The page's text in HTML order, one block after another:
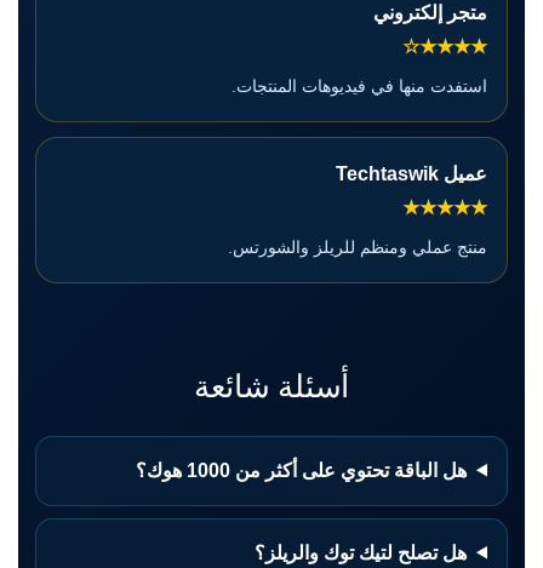
متجر إلكتروني
★★★★☆
استفدت منها في فيديوهات المنتجات.
عميل Techtaswik
★★★★★
منتج عملي ومنظم للريلز والشورتس.
أسئلة شائعة
هل الباقة تحتوي على أكثر من 1000 هوك؟
هل تصلح لتيك توك والريلز؟